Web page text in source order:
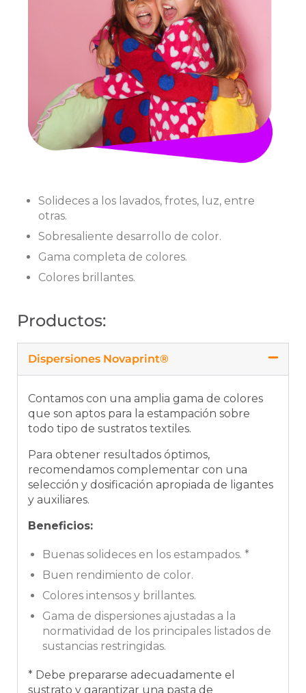
Solideces a los lavados, frotes, luz, entre
otras.
Sobresaliente desarrollo de color.
Gama completa de colores.
Colores brillantes.
Productos:
Dispersiones Novaprint®
Contamos con una amplia gama de colores
que son aptos para la estampación sobre
todo tipo de sustratos textiles.
Para obtener resultados óptimos,
recomendamos complementar con una
selección y dosificación apropiada de ligantes
y auxiliares.
Beneficios:
Buenas solideces en los estampados. *
Buen rendimiento de color.
Colores intensos y brillantes.
Gama de dispersiones ajustadas a la
normatividad de los principales listados de
sustancias restringidas.
* Debe prepararse adecuadamente el
sustrato y garantizar una pasta de